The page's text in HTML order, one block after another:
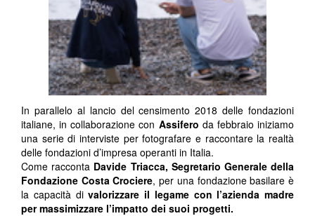
In parallelo al lancio del censimento 2018 delle fondazioni
italiane, in collaborazione con Assifero da febbraio iniziamo
una serie di interviste per fotografare e raccontare la realtà
delle fondazioni d’impresa operanti in Italia.
Come racconta Davide Triacca, Segretario Generale della
Fondazione Costa Crociere, per una fondazione basilare è
la capacità divalorizzare il legame con l’azienda madre
per massimizzare l’impatto dei suoi progetti.